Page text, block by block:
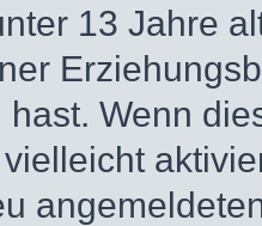
13 Jahre
Wenn